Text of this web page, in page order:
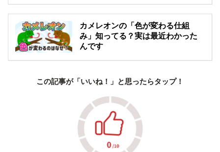
カメレオンの「色が変わる仕組
み」知ってる？実は最近わかった
んです
この記事が「いいね！」と思ったらタップ！